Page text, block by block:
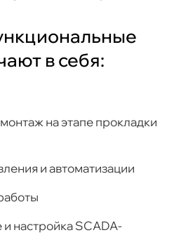
в себя:
на этапе прокладки
и автоматизации
настройка SCADA-